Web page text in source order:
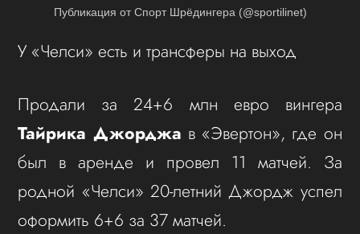
Публикация от Спорт Шрёдингера (@sportilinet)
У «Челси» есть и трансферы на выход
Продали за 24+6 млн евро вингера
Тайрика Джорджа в «Эвертон», где он
был в аренде и провел 11 матчей. За
родной «Челси» 20-летний Джордж успел
оформить 6+6 за 37 матчей.